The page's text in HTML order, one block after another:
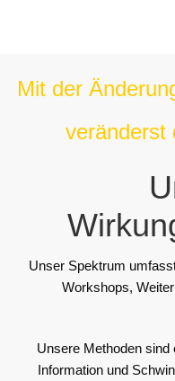
Mit der
veränderst
Unser Spektrum
Workshops,
Unsere Methoden
Information und